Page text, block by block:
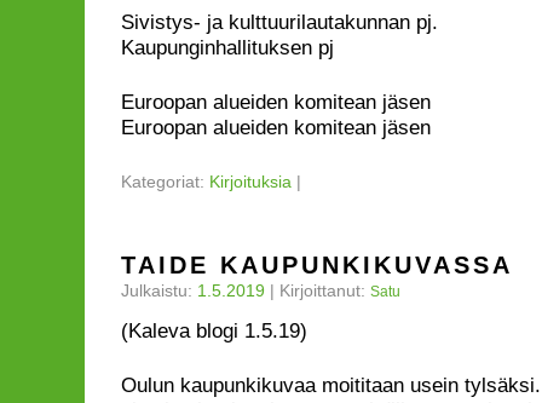
Sivistys- ja
Kaupunginhallituksen pj
Euroopan alueiden
Euroopan alueiden komitean jäsen
Kategoriat: Kirjoituksia |
TAIDE KAUPUNKIKUVASSA
Julkaistu: 1.5.2019 | Kirjoittanut: Satu
(Kaleva blogi 1.5.19)
Oulun kaupunkikuvaa moititaan usein